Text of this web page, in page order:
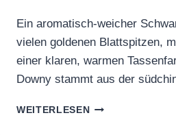
Ein aromatisch‑weicher
vielen goldenen Blattspitzen,
einer klaren, warmen
Downy stammt aus der
WEITERLESENCHINA